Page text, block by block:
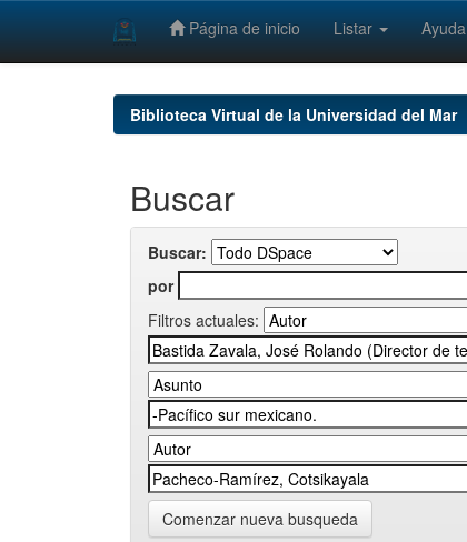
Página de inicio Listar Ayuda
Biblioteca Virtual de la Universidad del Mar
Buscar
Buscar:
por
Filtros actuales:
Comenzar nueva busqueda